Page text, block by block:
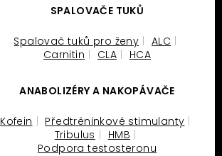
SPALOVAČE TUKŮ
Spalovač tuků pro ženy
ALC
Carnitin
CLA HCA
ANABOLIZÉRY A NAKOPÁVAČE
Kofein
Předtréninkové stimulanty
Tribulus
HMB
Podpora testosteronu